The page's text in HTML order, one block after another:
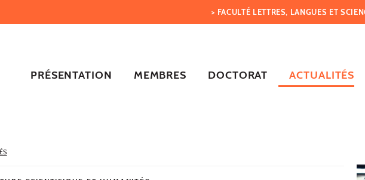
> FACULTÉ LETTRES, LANGUES ET
PRÉSENTATION MEMBRES DOCTORAT ACTUALITÉS